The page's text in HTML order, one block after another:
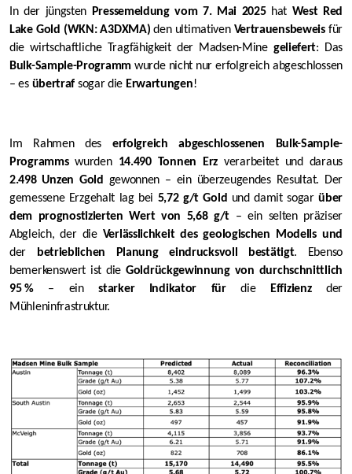
In der jüngsten Pressemeldung vom 7. Mai 2025hat West Red
Lake Gold (WKN: A3DXMA) den ultimativen Vertrauensbeweisfür
die wirtschaftliche Tragfähigkeit der Madsen-Mine geliefert: Das
Bulk-Sample-Programm wurde nicht nur erfolgreich abgeschlossen
– es übertraf sogar die Erwartungen!
Im Rahmen des erfolgreich abgeschlossenen Bulk-Sample-
Programmswurden 14.490 Tonnen Erz verarbeitet und daraus
2.498 Unzen Gold gewonnen – ein überzeugendes Resultat. Der
gemessene Erzgehalt lag bei 5,72 g/t Gold und damit sogarüber
dem prognostizierten Wert von 5,68 g/t – ein selten präziser
Abgleich, der die Verlässlichkeit des geologischen Modells und
der betrieblichen Planung eindrucksvoll bestätigt. Ebenso
bemerkenswert ist die Goldrückgewinnung von durchschnittlich
95 %– einstarker Indikator fürdie Effizienzder
Mühleninfrastruktur.